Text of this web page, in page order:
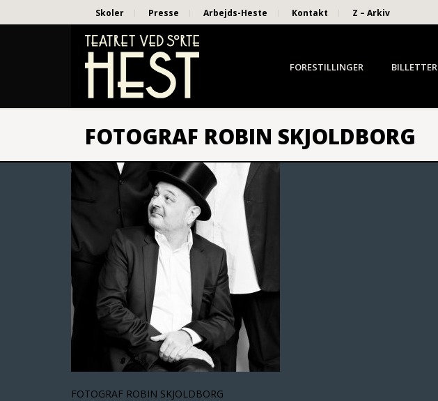
Skoler Presse Arbejds-Heste Kontakt Z – Arkiv
FORESTILLINGER BILLETTER
FOTOGRAF ROBIN SKJOLDBORG
FOTOGRAF ROBIN SKJOLDBORG